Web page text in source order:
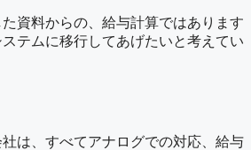
資料からの、給与計算ではあります
テムに移行してあげたいと考えてい
は、すべてアナログでの対応、給与